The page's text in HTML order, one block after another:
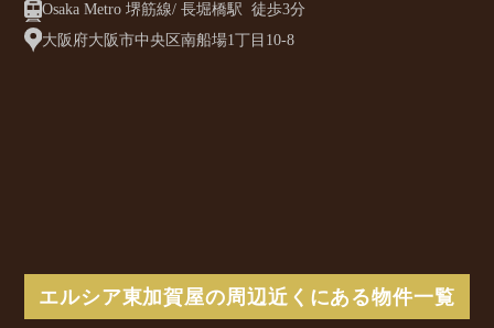
Osaka Metro 堺筋線/ 長堀橋駅 徒歩3分
大阪府大阪市中央区南船場1丁目10-8
エルシア東加賀屋の周辺近くにある物件一覧